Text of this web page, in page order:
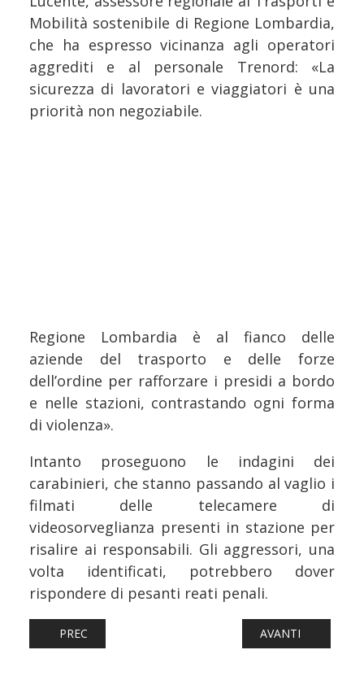
Mobilità sostenibile di Regione Lombardia,
che ha espresso vicinanza agli operatori
aggrediti e al personale Trenord: «La
sicurezza di lavoratori e viaggiatori è una
priorità non negoziabile.
Regione Lombardia è al fianco delle
aziende del trasporto e delle forze
dell’ordine per rafforzare i presidi a bordo
e nelle stazioni, contrastando ogni forma
di violenza».
Intanto proseguono le indagini dei
carabinieri, che stanno passando al vaglio i
filmati delle telecamere di
videosorveglianza presenti in stazione per
risalire ai responsabili. Gli aggressori, una
volta identificati, potrebbero dover
rispondere di pesanti reati penali.
ARTICOLO PRECEDENTE: FERROVIE: NOVI LIGURE, SI
PREC ARTICOLO
AVANTI